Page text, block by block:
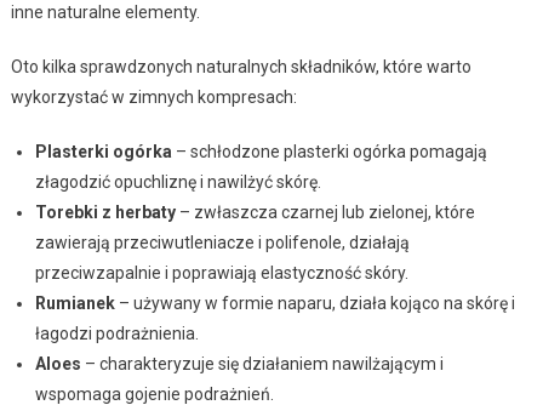
inne naturalne elementy.
Oto kilka sprawdzonych naturalnych składników, które warto
wykorzystać w zimnych kompresach:
Plasterki ogórka – schłodzone plasterki ogórka pomagają
złagodzić opuchliznę i nawilżyć skórę.
Torebki z herbaty– zwłaszcza czarnej lub zielonej, które
zawierają przeciwutleniacze i polifenole, działają
przeciwzapalnie i poprawiają elastyczność skóry.
Rumianek– używany w formie naparu, działa kojąco na skórę i
łagodzi podrażnienia.
Aloes – charakteryzuje się działaniem nawilżającym i
wspomaga gojenie podrażnień.